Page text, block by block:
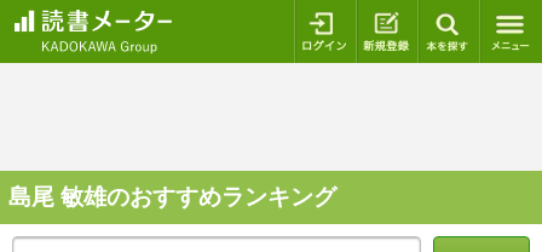
ログイン 新規登録
島尾 敏雄のおすすめランキング